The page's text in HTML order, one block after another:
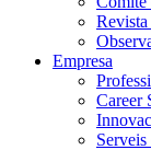
Empresa
Career